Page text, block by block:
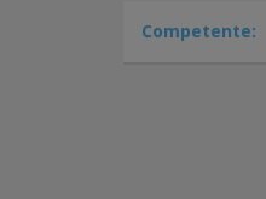
Competente: